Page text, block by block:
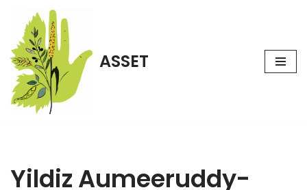
Aller
au
contenu
ASSET
Yildiz Aumeeruddy-